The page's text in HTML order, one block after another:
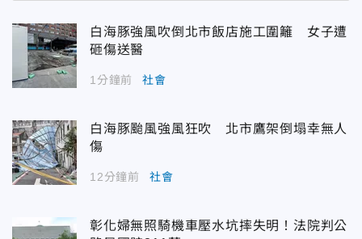
白海豚強風吹倒北市飯店施工圍籬 女子遭
砸傷送醫
1分鐘前 社會
白海豚颱風強風狂吹 北市鷹架倒塌幸無人
傷
12分鐘前 社會
彰化婦無照騎機車壓水坑摔失明！法院判公